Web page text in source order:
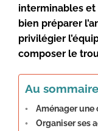
interminables et
bien préparer
privilégier
composer le
Au sommaire
Aménager
Organiser ses